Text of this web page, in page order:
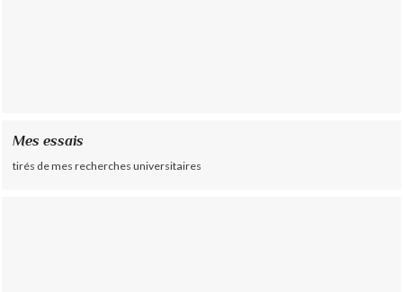
Mes essais
tirés de mes recherches universitaires